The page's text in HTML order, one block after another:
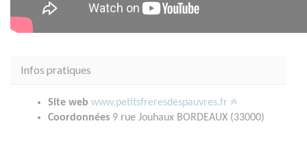
Infos pratiques
Site web www.petitsfreresdespauvres.fr
Coordonnées 9 rue Jouhaux BORDEAUX (33000)